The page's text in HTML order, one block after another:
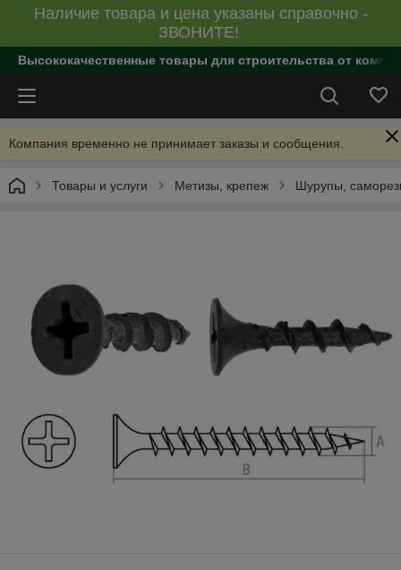
Наличие товара и цена указаны справочно -
ЗВОНИТЕ!
Высококачественные товары для строительства от
Компания временно не принимает заказы и сообщения.
Товары и услуги Метизы, крепеж Шурупы,